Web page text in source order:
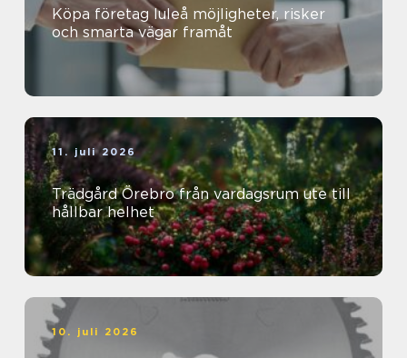
Köpa företag luleå möjligheter, risker
och smarta vägar framåt
11. juli 2026
Trädgård Örebro från vardagsrum ute till
hållbar helhet
10. juli 2026